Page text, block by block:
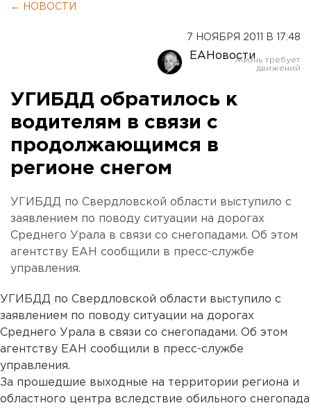
← НОВОСТИ
7 НОЯБРЯ 2011 В 17:48
ЕАНовости
УГИБДД обратилось к
водителям в связи с
продолжающимся в
регионе снегом
УГИБДД по Свердловской области выступило с
заявлением по поводу ситуации на дорогах
Среднего Урала в связи со снегопадами. Об этом
агентству ЕАН сообщили в пресс-службе
управления.
УГИБДД по Свердловской области выступило с
заявлением по поводу ситуации на дорогах
Среднего Урала в связи со снегопадами. Об этом
агентству ЕАН сообщили в пресс-службе
управления.
За прошедшие выходные на территории региона и
областного центра вследствие обильного снегопада